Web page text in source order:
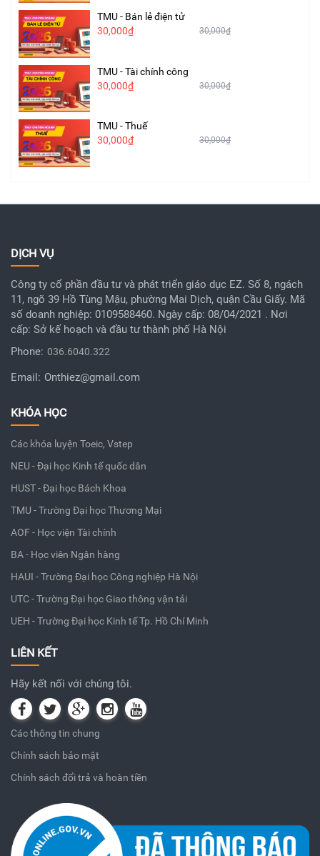
TMU - Bán lẻ điện tử
30,000₫
30,000₫
TMU - Tài chính công
30,000₫
30,000₫
TMU - Thuế
30,000₫
30,000₫
DỊCH VỤ
Công ty cổ phần đầu tư và phát triển giáo dục EZ. Số 8, ngách
11, ngõ 39 Hồ Tùng Mậu, phường Mai Dịch, quận Cầu Giấy. Mã
số doanh nghiệp: 0109588460. Ngày cấp: 08/04/2021 . Nơi
cấp: Sở kế hoạch và đầu tư thành phố Hà Nội
Phone: 036.6040.322
Email: Onthiez@gmail.com
KHÓA HỌC
Các khóa luyện Toeic, Vstep
NEU - Đại học Kinh tế quốc dân
HUST - Đại học Bách Khoa
TMU - Trường Đại học Thương Mại
AOF - Học viện Tài chính
BA - Học viên Ngân hàng
HAUI - Trường Đại học Công nghiệp Hà Nội
UTC - Trường Đại học Giao thông vận tải
UEH - Trường Đại học Kinh tế Tp. Hồ Chí Minh
LIÊN KẾT
Hãy kết nối với chúng tôi.
Các thông tin chung
Chính sách bảo mật
Chính sách đổi trả và hoàn tiền